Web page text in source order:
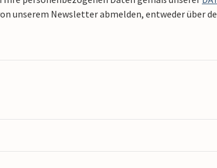
unserem Newsletter abmelden, entweder über